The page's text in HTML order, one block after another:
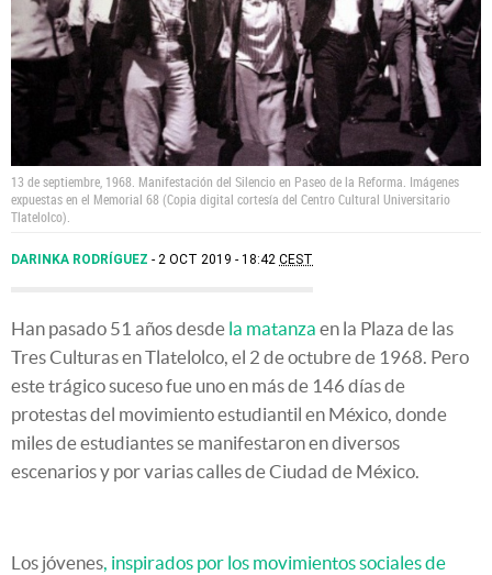
13 de septiembre, 1968. Manifestación del Silencio en Paseo de la Reforma. Imágenes
expuestas en el Memorial 68 (Copia digital cortesía del Centro Cultural Universitario
Tlatelolco).
DARINKA RODRÍGUEZ 2 OCT 2019 - 18:42 CEST
Han pasado 51 años desde la matanza en la Plaza de las
Tres Culturas en Tlatelolco, el 2 de octubre de 1968. Pero
este trágico suceso fue uno en más de 146 días de
protestas del movimiento estudiantil en México, donde
miles de estudiantes se manifestaron en diversos
escenarios y por varias calles de Ciudad de México.
Los jóvenes, inspirados por los movimientos sociales de